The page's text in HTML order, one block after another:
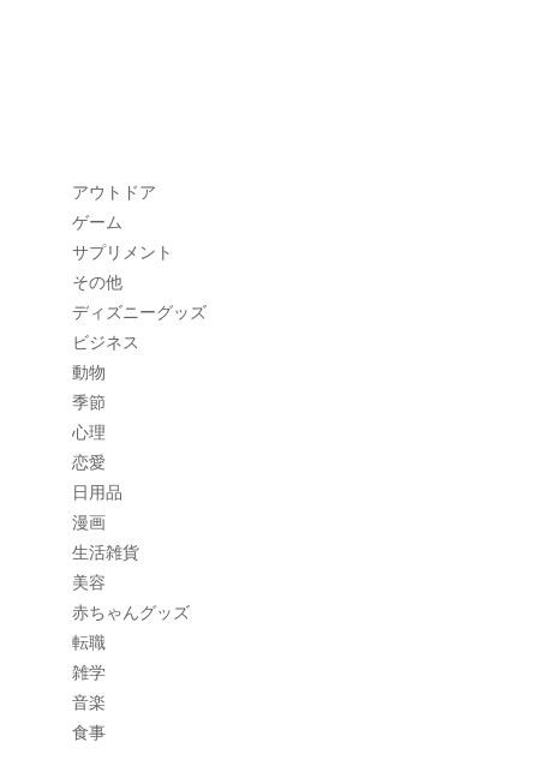
アウトドア
ゲーム
サプリメント
その他
ディズニーグッズ
ビジネス
動物
季節
心理
恋愛
日用品
漫画
生活雑貨
美容
赤ちゃんグッズ
転職
雑学
音楽
食事